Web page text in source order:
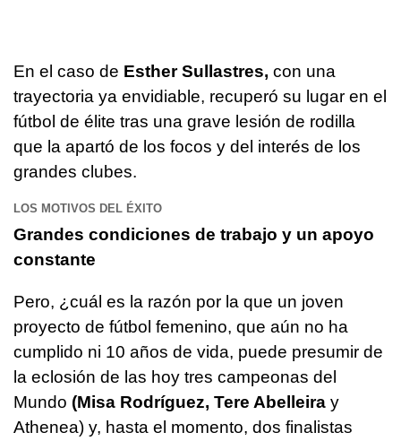
En el caso de Esther Sullastres, con una
trayectoria ya envidiable, recuperó su lugar en el
fútbol de élite tras una grave lesión de rodilla
que la apartó de los focos y del interés de los
grandes clubes.
LOS MOTIVOS DEL ÉXITO
Grandes condiciones de trabajo y un apoyo
constante
Pero, ¿cuál es la razón por la que un joven
proyecto de fútbol femenino, que aún no ha
cumplido ni 10 años de vida, puede presumir de
la eclosión de las hoy tres campeonas del
Mundo (Misa Rodríguez, Tere Abelleira y
Athenea) y, hasta el momento, dos finalistas